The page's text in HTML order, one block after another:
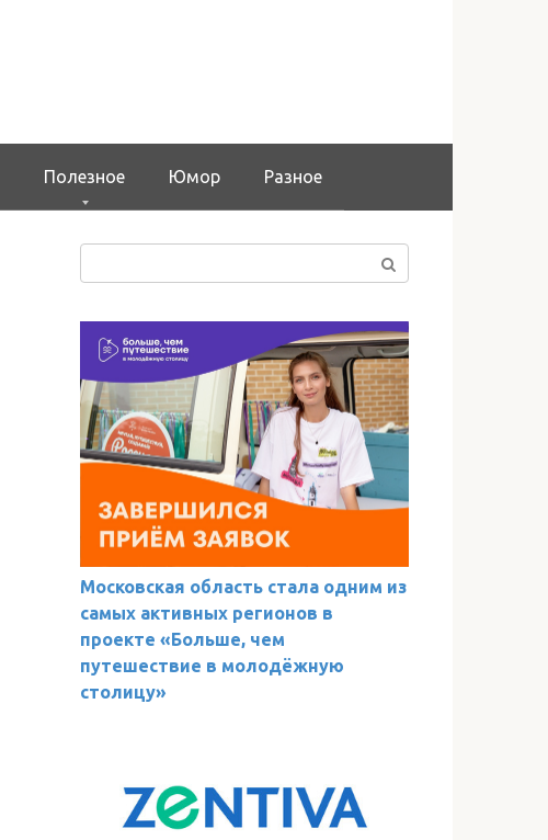
Полезное Юмор Разное
Московская область стала одним из
самых активных регионов в
проекте «Больше, чем
путешествие в молодёжную
столицу»